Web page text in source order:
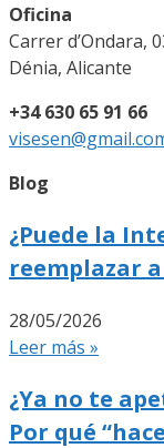
Oficina
Carrer d’Ondara,
Dénia, Alicante
+34 630 65 91 66
Blog
¿Puede la
reemplazar
28/05/2026
Leer más »
¿Ya no te
Por qué